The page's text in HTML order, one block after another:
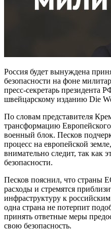
Россия будет вынуждена
безопасности на фоне
пресс-секретарь
швейцарскому изданию Die
По словам представителя
трансформацию
военный блок. Песков
процесс на европейской
внимательно следит, так как
безопасности.
Песков пояснил, что страны
расходы и стремятся
инфраструктуру к
одна страна не потерпит
принять ответные меры
свою безопасность.